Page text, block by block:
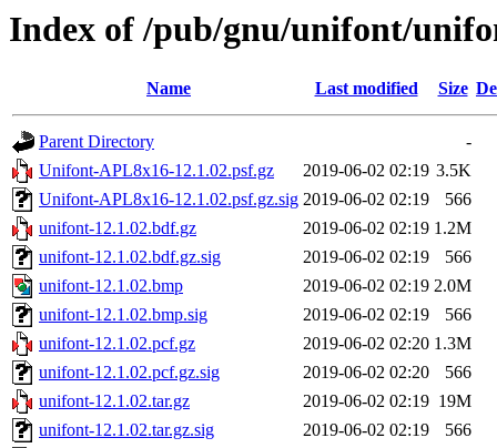
Index of /pub/gnu/unifont/
Name Last modified Size
Parent Directory
-
Unifont-APL8x16-12.1.02.psf.gz
2019-06-02 02:19 3.5K
Unifont-APL8x16-12.1.02.psf.gz.sig 2019-06-02 02:19
566
unifont-12.1.02.bdf.gz
2019-06-02 02:19 1.2M
unifont-12.1.02.bdf.gz.sig
2019-06-02 02:19
566
unifont-12.1.02.bmp
2019-06-02 02:19 2.0M
unifont-12.1.02.bmp.sig
2019-06-02 02:19
566
unifont-12.1.02.pcf.gz
2019-06-02 02:20 1.3M
unifont-12.1.02.pcf.gz.sig
2019-06-02 02:20
566
unifont-12.1.02.tar.gz
2019-06-02 02:19 19M
unifont-12.1.02.tar.gz.sig
2019-06-02 02:19
566